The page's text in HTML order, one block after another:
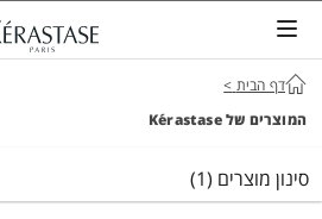
דף הבית >
המוצרים של Kérastase
סינון מוצרים (1)